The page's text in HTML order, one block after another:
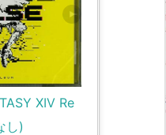
XIV Re
し)